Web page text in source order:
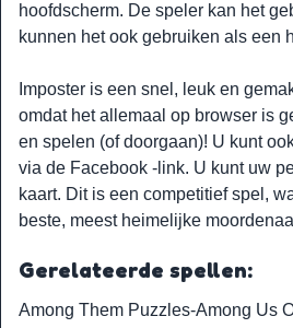
hoofdscherm. De speler kan het
kunnen het ook gebruiken als een
Imposter is een snel, leuk en
omdat het allemaal op browser is
en spelen (of doorgaan)! U kunt
via de Facebook -link. U kunt uw
kaart. Dit is een competitief spel,
beste, meest heimelijke
Gerelateerde spellen:
Among Them Puzzles-Among Us